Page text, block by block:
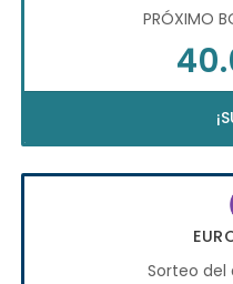
PRÓXIMO
Sorteo del